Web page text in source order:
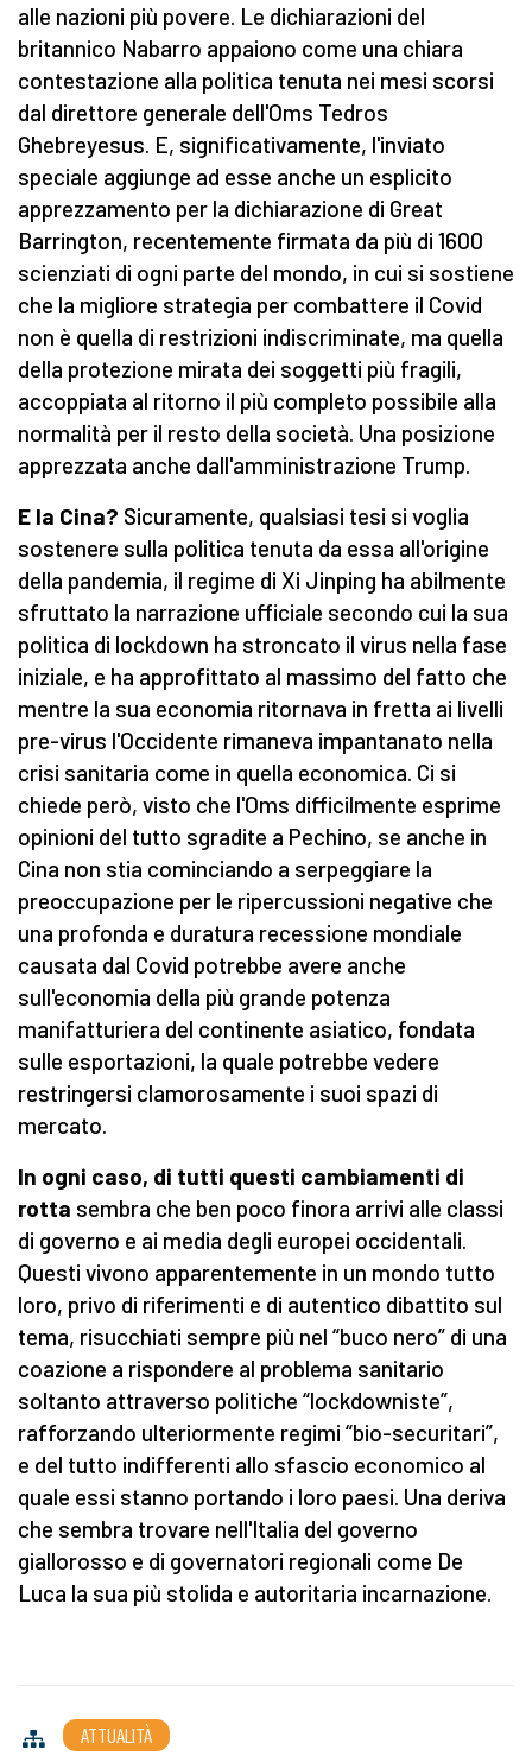
alle nazioni più povere. Le dichiarazioni del
britannico Nabarro appaiono come una chiara
contestazione alla politica tenuta nei mesi scorsi
dal direttore generale dell'Oms Tedros
Ghebreyesus. E, significativamente, l'inviato
speciale aggiunge ad esse anche un esplicito
apprezzamento per la dichiarazione di Great
Barrington, recentemente firmata da più di 1600
scienziati di ogni parte del mondo, in cui si sostiene
che la migliore strategia per combattere il Covid
non è quella di restrizioni indiscriminate, ma quella
della protezione mirata dei soggetti più fragili,
accoppiata al ritorno il più completo possibile alla
normalità per il resto della società. Una posizione
apprezzata anche dall'amministrazione Trump.
E la Cina? Sicuramente, qualsiasi tesi si voglia
sostenere sulla politica tenuta da essa all'origine
della pandemia, il regime di Xi Jinping ha abilmente
sfruttato la narrazione ufficiale secondo cui la sua
politica di lockdown ha stroncato il virus nella fase
iniziale, e ha approfittato al massimo del fatto che
mentre la sua economia ritornava in fretta ai livelli
pre-virus l'Occidente rimaneva impantanato nella
crisi sanitaria come in quella economica. Ci si
chiede però, visto che l'Oms difficilmente esprime
opinioni del tutto sgradite a Pechino, se anche in
Cina non stia cominciando a serpeggiare la
preoccupazione per le ripercussioni negative che
una profonda e duratura recessione mondiale
causata dal Covid potrebbe avere anche
sull'economia della più grande potenza
manifatturiera del continente asiatico, fondata
sulle esportazioni, la quale potrebbe vedere
restringersi clamorosamente i suoi spazi di
mercato.
In ogni caso, di tutti questi cambiamenti di
rotta sembra che ben poco finora arrivi alle classi
di governo e ai media degli europei occidentali.
Questi vivono apparentemente in un mondo tutto
loro, privo di riferimenti e di autentico dibattito sul
tema, risucchiati sempre più nel “buco nero” di una
coazione a rispondere al problema sanitario
soltanto attraverso politiche “lockdowniste”,
rafforzando ulteriormente regimi “bio-securitari”,
e del tutto indifferenti allo sfascio economico al
quale essi stanno portando i loro paesi. Una deriva
che sembra trovare nell'Italia del governo
giallorosso e di governatori regionali come De
Luca la sua più stolida e autoritaria incarnazione.
ATTUALITÀ